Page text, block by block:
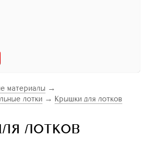
материалы →
лотки → Крышки для лотков
лотков